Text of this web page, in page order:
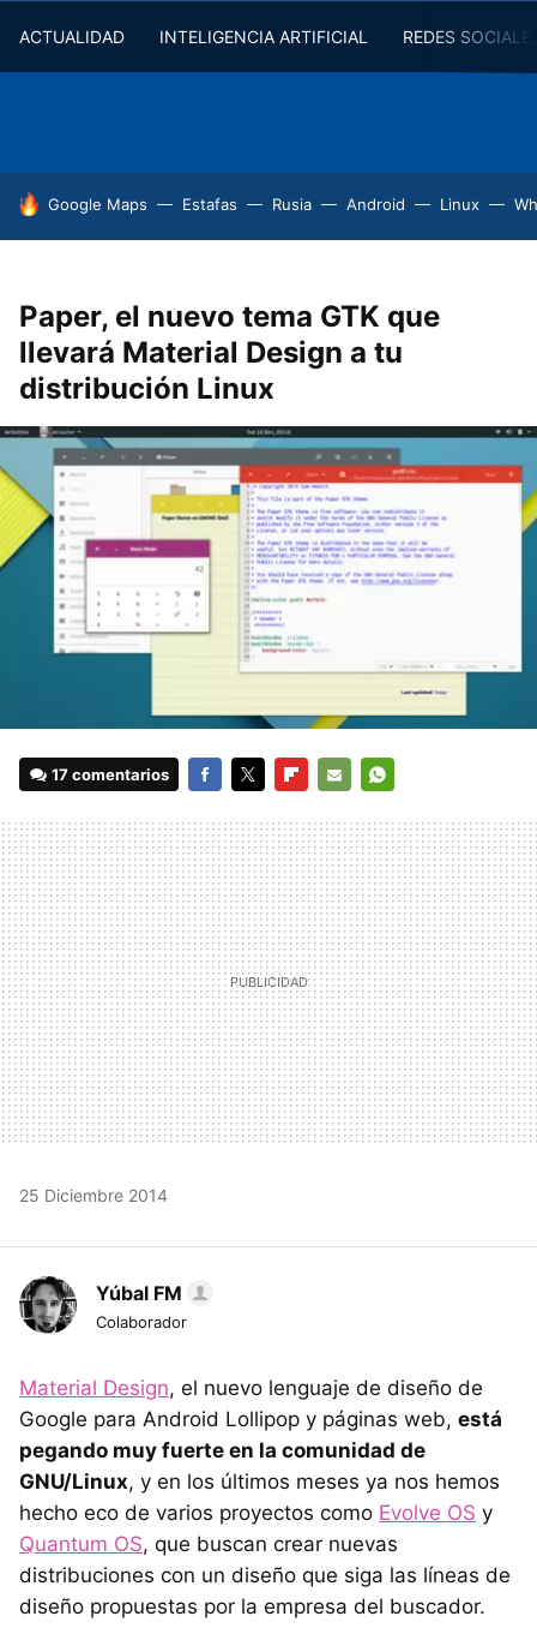
ACTUALIDAD INTELIGENCIA ARTIFICIAL REDES
HOY SE HABLA DE
Google Maps Estafas Rusia Android Linux
Paper, el nuevo tema GTK que
llevará Material Design a tu
distribución Linux
17 comentarios
MAIL
25 Diciembre 2014
Yúbal FM
Colaborador
Material Design, el nuevo lenguaje de diseño de
Google para Android Lollipop y páginas web, está
pegando muy fuerte en la comunidad de
GNU/Linux, y en los últimos meses ya nos hemos
hecho eco de varios proyectos como Evolve OS y
Quantum OS, que buscan crear nuevas
distribuciones con un diseño que siga las líneas de
diseño propuestas por la empresa del buscador.